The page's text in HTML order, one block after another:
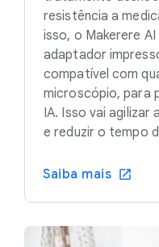
resistência a
isso, o Makerere
adaptador
compatível com
microscópio, para
IA. Isso vai
e reduzir o tempo
Saiba mais